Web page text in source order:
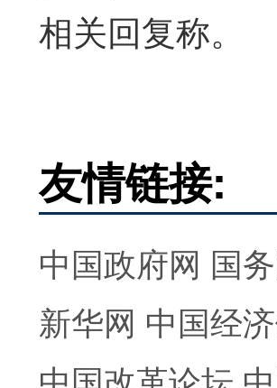
相关回复称。
友情链接:
中国政府网 国
新华网 中国经